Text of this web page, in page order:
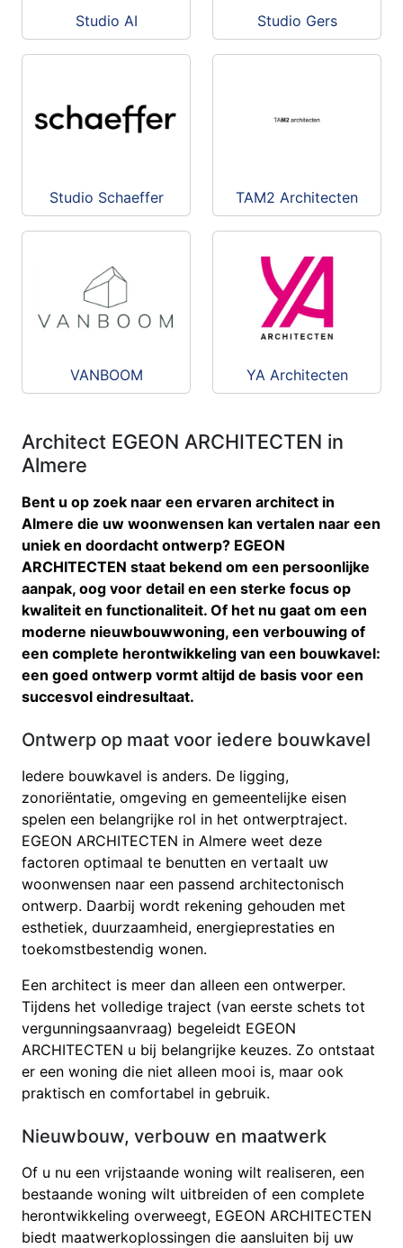
Studio AI Studio Gers
Studio Schaeffer TAM2 Architecten
VANBOOM YA Architecten
Architect EGEON ARCHITECTEN in
Almere
Bent u op zoek naar een ervaren architect in
Almere die uw woonwensen kan vertalen naar een
uniek en doordacht ontwerp? EGEON
ARCHITECTEN staat bekend om een persoonlijke
aanpak, oog voor detail en een sterke focus op
kwaliteit en functionaliteit. Of het nu gaat om een
moderne nieuwbouwwoning, een verbouwing of
een complete herontwikkeling van een bouwkavel:
een goed ontwerp vormt altijd de basis voor een
succesvol eindresultaat.
Ontwerp op maat voor iedere bouwkavel
Iedere bouwkavel is anders. De ligging,
zonoriëntatie, omgeving en gemeentelijke eisen
spelen een belangrijke rol in het ontwerptraject.
EGEON ARCHITECTEN in Almere weet deze
factoren optimaal te benutten en vertaalt uw
woonwensen naar een passend architectonisch
ontwerp. Daarbij wordt rekening gehouden met
esthetiek, duurzaamheid, energieprestaties en
toekomstbestendig wonen.
Een architect is meer dan alleen een ontwerper.
Tijdens het volledige traject (van eerste schets tot
vergunningsaanvraag) begeleidt EGEON
ARCHITECTEN u bij belangrijke keuzes. Zo ontstaat
er een woning die niet alleen mooi is, maar ook
praktisch en comfortabel in gebruik.
Nieuwbouw, verbouw en maatwerk
Of u nu een vrijstaande woning wilt realiseren, een
bestaande woning wilt uitbreiden of een complete
herontwikkeling overweegt, EGEON ARCHITECTEN
biedt maatwerkoplossingen die aansluiten bij uw